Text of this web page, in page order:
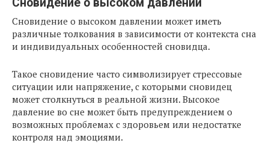
Сновидение о высоком давлении
Сновидение о высоком давлении может иметь
различные толкования в зависимости от контекста сна
и индивидуальных особенностей сновидца.
Такое сновидение часто символизирует стрессовые
ситуации или напряжение, с которыми сновидец
может столкнуться в реальной жизни. Высокое
давление во сне может быть предупреждением о
возможных проблемах с здоровьем или недостатке
контроля над эмоциями.